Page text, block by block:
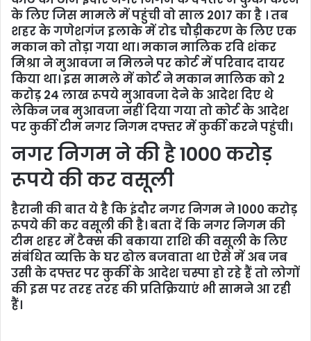
के लिए जिस मामले में पहुंची वो साल 2017 का है । तब
शहर के गणेशगंज इलाके में रोड चौड़ीकरण के लिए एक
मकान को तोड़ा गया था। मकान मालिक रवि शंकर
मिश्रा ने मुआवजा न मिलने पर कोर्ट में परिवाद दायर
किया था। इस मामले में कोर्ट ने मकान मालिक को 2
करोड़ 24 लाख रूपये मुआवजा देने के आदेश दिए थे
लेकिन जब मुआवजा नहीं दिया गया तो कोर्ट के आदेश
पर कुर्की टीम नगर निगम दफ्तर में कुर्की करने पहुंची।
नगर निगम ने की है 1000 करोड़
रूपये की कर वसूली
हैरानी की बात ये है कि इंदौर नगर निगम ने 1000 करोड़
रूपये की कर वसूली की है। बता दें कि नगर निगम की
टीम शहर में टैक्स की बकाया राशि की वसूली के लिए
संबंधित व्यक्ति के घर ढोल बजवाता था ऐसे में अब जब
उसी के दफ्तर पर कुर्की के आदेश चस्पा हो रहे हैं तो लोगों
की इस पर तरह तरह की प्रतिक्रियाएं भी सामने आ रही
हैं।